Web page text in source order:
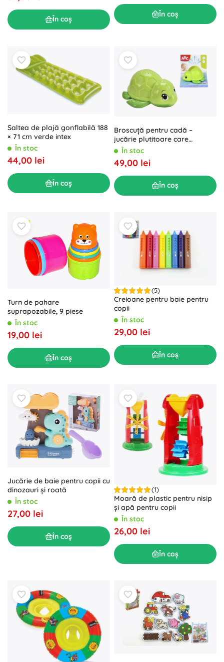
În coș
În coș
Saltea de plajă gonflabilă 188
× 71 cm verde intex
În stoc
44,00 lei
În coș
Broscuță pentru cadă –
jucărie plutitoare care
stropește pentru baie
În stoc
49,00 lei
În coș
Turn de pahare
suprapozabile, 9 piese
În stoc
19,00 lei
În coș
(5)
Creioane pentru baie pentru
copii
În stoc
29,00 lei
În coș
Jucărie de baie pentru copii cu
dinozauri și roată
În stoc
27,00 lei
În coș
(1)
Moară de plastic pentru nisip
și apă pentru copii
În stoc
26,00 lei
În coș